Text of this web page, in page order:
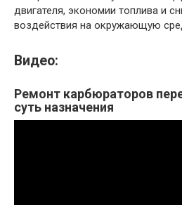
двигателя, экономии топлива и
воздействия на окружающую
Видео:
Ремонт карбюраторов
суть назначения